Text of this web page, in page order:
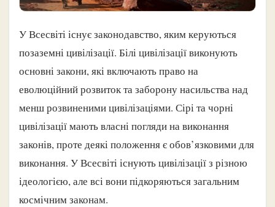
У Всесвіті існує законодавство, яким керуються
позаземні цивілізації. Білі цивілізації виконують
основні закони, які включають право на
еволюційний розвиток та заборону насильства над
менш розвиненими цивілізаціями. Сірі та чорні
цивілізації мають власні погляди на виконання
законів, проте деякі положення є обов’язковими для
виконання. У Всесвіті існують цивілізації з різною
ідеологією, але всі вони підкоряються загальним
космічним законам.